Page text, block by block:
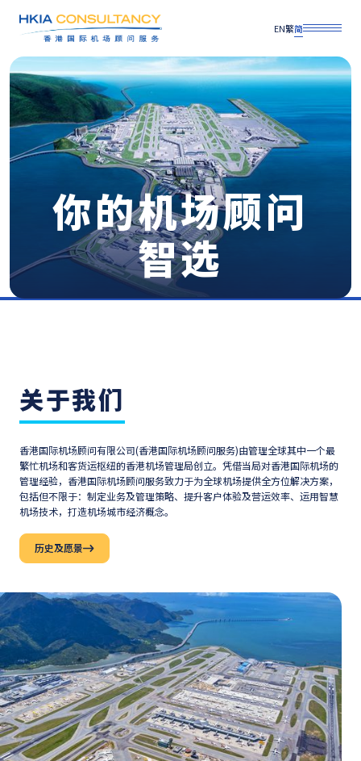
EN繁简
你的机场顾问
智选
关于我们
香港国际机场顾问有限公司(香港国际机场顾问服务)由管理全球其中一个最
繁忙机场和客货运枢纽的香港机场管理局创立。凭借当局对香港国际机场的
管理经验，香港国际机场顾问服务致力于为全球机场提供全方位解决方案，
包括但不限于：制定业务及管理策略、提升客户体验及营运效率、运用智慧
机场技术，打造机场城市经济概念。
历史及愿景